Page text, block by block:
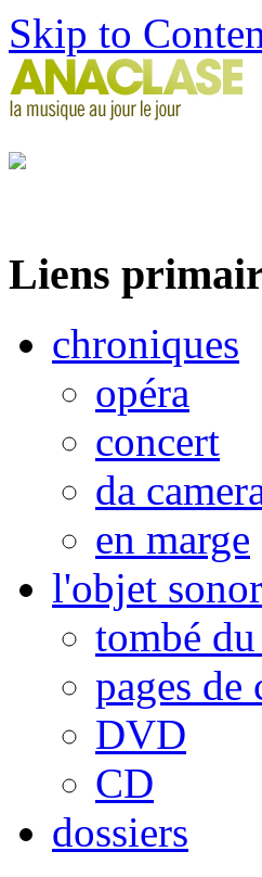
Skip to
Liens
chroniques
opéra
concert
da
en marge
l'objet
tombé
pages de
DVD
CD
dossiers